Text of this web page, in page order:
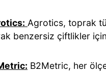
Agrotics, toprak
benzersiz çiftlikler
B2Metric, her